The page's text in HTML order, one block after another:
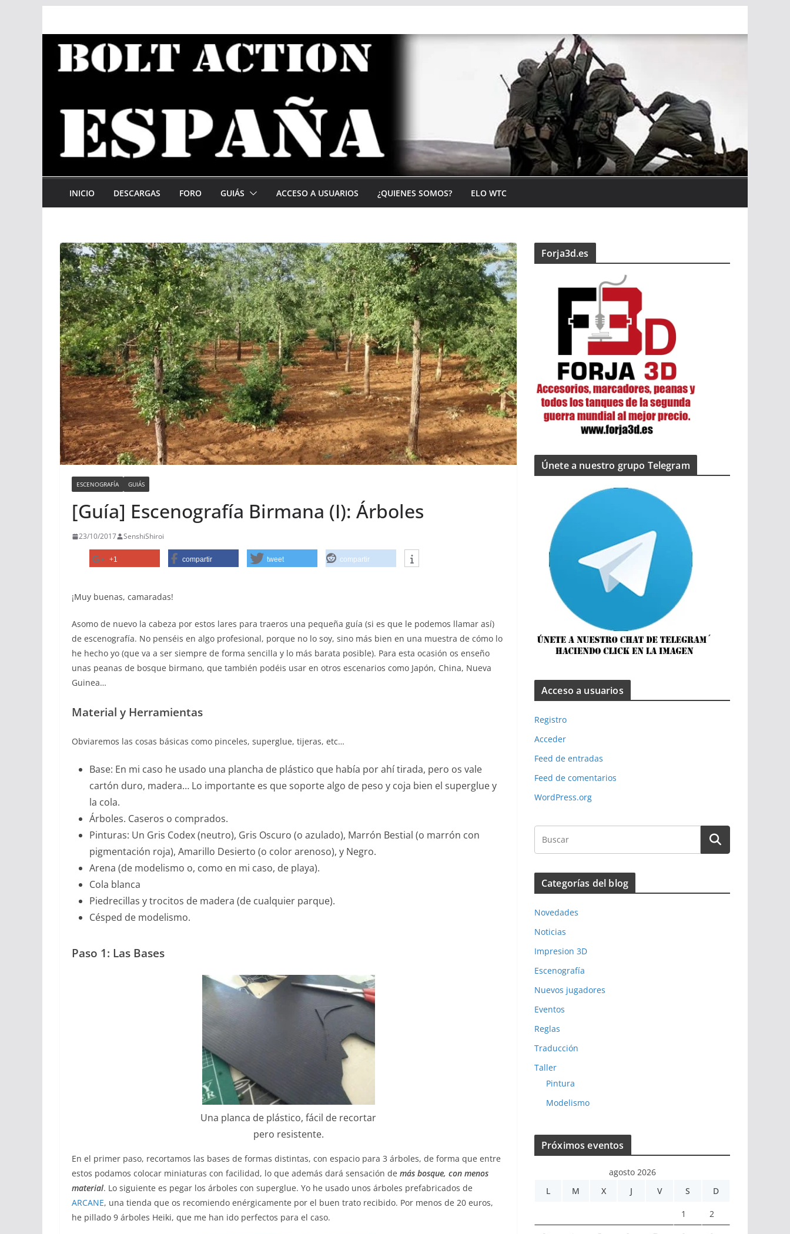
contenido
INICIO DESCARGAS FORO GUIÁS ACCESO A USUARIOS ¿QUIENES SOMOS? ELO WTC
ESCENOGRAFÍA GUIÁS
[Guía] Escenografía Birmana (I): Árboles
23/10/2017 SenshiShiroi
+1 compartir tweet compartir
¡Muy buenas, camaradas!
Asomo de nuevo la cabeza por estos lares para traeros una pequeña guía (si es que le podemos llamar así)
de escenografía. No penséis en algo profesional, porque no lo soy, sino más bien en una muestra de cómo lo
he hecho yo (que va a ser siempre de forma sencilla y lo más barata posible). Para esta ocasión os enseño
unas peanas de bosque birmano, que también podéis usar en otros escenarios como Japón, China, Nueva
Guinea…
Material y Herramientas
Obviaremos las cosas básicas como pinceles, superglue, tijeras, etc…
Base: En mi caso he usado una plancha de plástico que había por ahí tirada, pero os vale
cartón duro, madera… Lo importante es que soporte algo de peso y coja bien el superglue y
la cola.
Árboles. Caseros o comprados.
Pinturas: Un Gris Codex (neutro), Gris Oscuro (o azulado), Marrón Bestial (o marrón con
pigmentación roja), Amarillo Desierto (o color arenoso), y Negro.
Arena (de modelismo o, como en mi caso, de playa).
Cola blanca
Piedrecillas y trocitos de madera (de cualquier parque).
Césped de modelismo.
Paso 1: Las Bases
Una planca de plástico, fácil de recortar
pero resistente.
En el primer paso, recortamos las bases de formas distintas, con espacio para 3 árboles, de forma que entre
estos podamos colocar miniaturas con facilidad, lo que además dará sensación de más bosque, con menos
material. Lo siguiente es pegar los árboles con superglue. Yo he usado unos árboles prefabricados de
ARCANE, una tienda que os recomiendo enérgicamente por el buen trato recibido. Por menos de 20 euros,
he pillado 9 árboles Heiki, que me han ido perfectos para el caso.
Forja3d.es
Únete a nuestro grupo Telegram
Acceso a usuarios
Registro
Acceder
Feed de entradas
Feed de comentarios
WordPress.org
Categorías del blog
Novedades
Noticias
Impresion 3D
Escenografía
Nuevos jugadores
Eventos
Reglas
Traducción
Taller
Pintura
Modelismo
Próximos eventos
agosto 2026
L
M X J V S D
1 2